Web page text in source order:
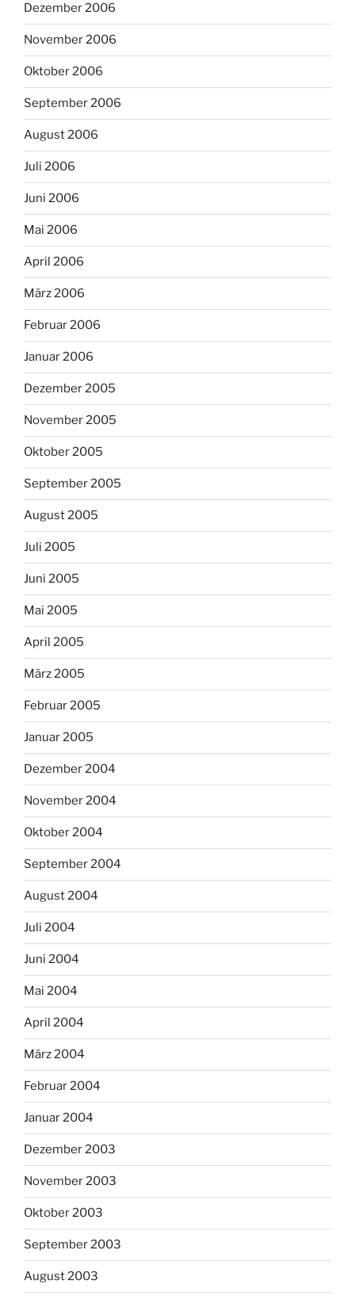
Dezember 2006
November 2006
Oktober 2006
September 2006
August 2006
Juli 2006
Juni 2006
Mai 2006
April 2006
März 2006
Februar 2006
Januar 2006
Dezember 2005
November 2005
Oktober 2005
September 2005
August 2005
Juli 2005
Juni 2005
Mai 2005
April 2005
März 2005
Februar 2005
Januar 2005
Dezember 2004
November 2004
Oktober 2004
September 2004
August 2004
Juli 2004
Juni 2004
Mai 2004
April 2004
März 2004
Februar 2004
Januar 2004
Dezember 2003
November 2003
Oktober 2003
September 2003
August 2003